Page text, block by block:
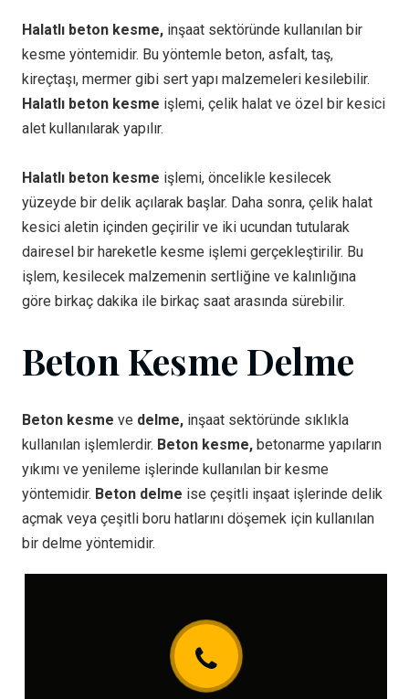
Halatlı beton kesme, inşaat sektöründe kullanılan bir
kesme yöntemidir. Bu yöntemle beton, asfalt, taş,
kireçtaşı, mermer gibi sert yapı malzemeleri kesilebilir.
Halatlı beton kesme işlemi, çelik halat ve özel bir kesici
alet kullanılarak yapılır.
Halatlı beton kesme işlemi, öncelikle kesilecek
yüzeyde bir delik açılarak başlar. Daha sonra, çelik halat
kesici aletin içinden geçirilir ve iki ucundan tutularak
dairesel bir hareketle kesme işlemi gerçekleştirilir. Bu
işlem, kesilecek malzemenin sertliğine ve kalınlığına
göre birkaç dakika ile birkaç saat arasında sürebilir.
Beton Kesme Delme
Beton kesme ve delme, inşaat sektöründe sıklıkla
kullanılan işlemlerdir. Beton kesme, betonarme yapıların
yıkımı ve yenileme işlerinde kullanılan bir kesme
yöntemidir. Beton delme ise çeşitli inşaat işlerinde delik
açmak veya çeşitli boru hatlarını döşemek için kullanılan
bir delme yöntemidir.